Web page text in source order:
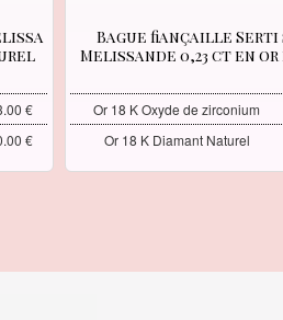
€
€
Bague fiançaille Serti
Melissande 0,23 ct en or
Or 18 K Oxyde de zirconium
Or 18 K Diamant Naturel